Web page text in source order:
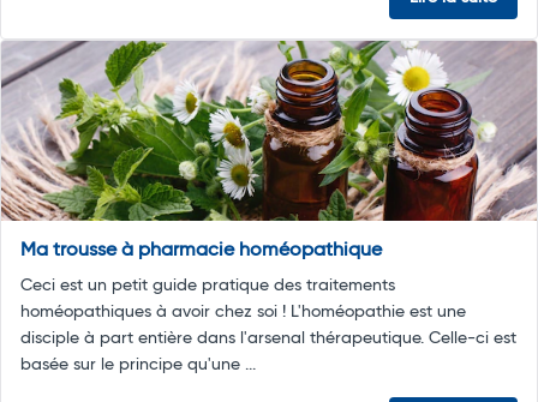
Ma trousse à pharmacie homéopathique
Ceci est un petit guide pratique des traitements
homéopathiques à avoir chez soi ! L'homéopathie est une
disciple à part entière dans l'arsenal thérapeutique. Celle-ci est
basée sur le principe qu'une ...